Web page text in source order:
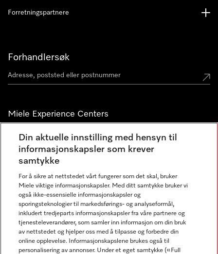
Forhandlersøk
Miele Experience Centers
Miele Experience Center Nesbru
Miele Outlet Nesbru
Nyhetsbrev
Forretningspartnere
Din aktuelle innstilling med hensyn til
informasjonskapsler som krever
samtykke
For å sikre at nettstedet vårt fungerer som det skal, bruker
Miele viktige informasjonskapsler. Med ditt samtykke bruker vi
også ikke-essensielle informasjonskapsler og
sporingsteknologier til markedsførings- og analyseformål,
inkludert tredjeparts informasjonskapsler fra våre partnere og
tjenesteleverandører, som samler inn informasjon om din bruk
av nettstedet og hjelper oss med å tilpasse og forbedre din
online opplevelse. Informasjonskapslene brukes også til
personalisering av annonser. Under et eget samtykke («Full